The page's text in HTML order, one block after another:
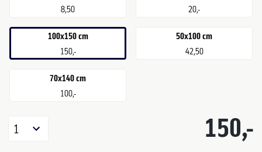
8,50 20,-
100x150 cm
150,-
50x100 cm
42,50
70x140 cm
100,-
150,-
1